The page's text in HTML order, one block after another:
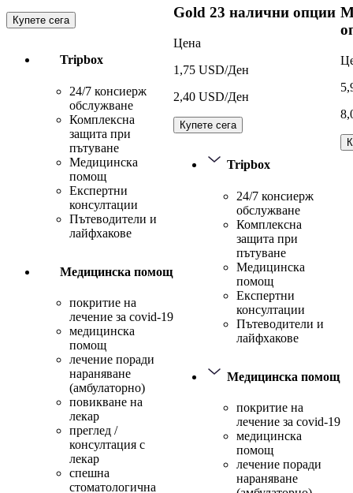
Купете сега
Tripbox
24/7 консиерж
обслужване
Комплексна
защита при
пътуване
Медицинска
помощ
Експертни
консултации
Пътеводители и
лайфхакове
Медицинска помощ
покритие на
лечение за covid-19
медицинска
помощ
лечение поради
нараняване
(амбулаторно)
повикване на
лекар
преглед /
консултация с
лекар
спешна
стоматологична
Gold 23 налични опции
Цена
1,75 USD/Ден
2,40 USD/Ден
Купете сега
Tripbox
24/7 консиерж
обслужване
Комплексна
защита при
пътуване
Медицинска
помощ
Експертни
консултации
Пътеводители и
лайфхакове
Медицинска помощ
покритие на
лечение за covid-19
медицинска
помощ
лечение поради
нараняване